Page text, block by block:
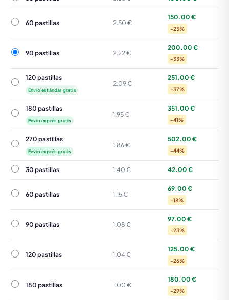
60 pastillas
60 pastillas 2.50 €
150.00 €
-25%
90 pastillas
90 pastillas 2.22 €
200.00 €
-33%
120 pastillas
120 pastillas
Envío estándar gratis
2.09 €
251.00 €
-37%
180 pastillas
180 pastillas
Envío exprés gratis
1.95 €
351.00 €
-41%
270 pastillas
270 pastillas
Envío exprés gratis
1.86 €
502.00 €
-44%
30 pastillas
30 pastillas 1.40 € 42.00 €
60 pastillas
60 pastillas 1.15 €
69.00 €
-18%
90 pastillas
90 pastillas 1.08 €
97.00 €
-23%
120 pastillas
120 pastillas 1.04 €
125.00 €
-26%
180 pastillas
180 pastillas 1.00 €
180.00 €
-29%